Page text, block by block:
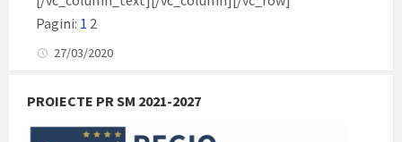
Pagini: 1 2
27/03/2020
PROIECTE PR SM 2021-2027